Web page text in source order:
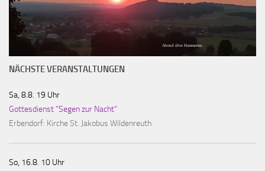
Abend über Hammerles
NÄCHSTE VERANSTALTUNGEN
Sa, 8.8. 19 Uhr
Gottesdienst "Segen zur Nacht"
Erbendorf: Kirche St. Jakobus Wildenreuth
So, 16.8. 10 Uhr